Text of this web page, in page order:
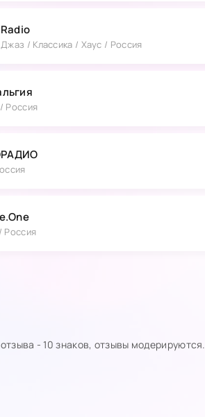
/ Классика / Хаус / Россия
Россия
Россия
- 10 знаков, отзывы модерируются.